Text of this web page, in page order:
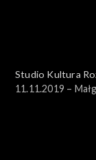
Studio Kultura
11.11.2019 –